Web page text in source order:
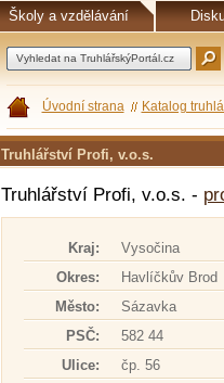
Školy a vzdělávání
Úvodní strana Katalog
Truhlářství Profi, v.o.s.
Truhlářství Profi, v.o.s. -
Kraj:
Vysočina
Okres:
Havlíčkův Brod
Město:
Sázavka
PSČ:
582 44
Ulice:
čp. 56